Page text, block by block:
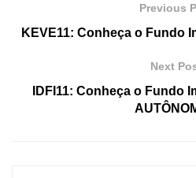
Previous
KEVE11: Conheça o Fundo
Next
IDFI11: Conheça o Fundo